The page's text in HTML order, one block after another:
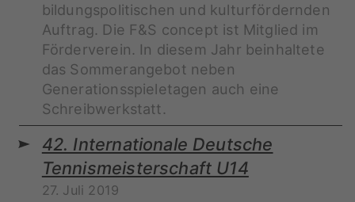
bildungspolitischen und kulturfördernden
Auftrag. Die F&S concept ist Mitglied im
Förderverein. In diesem Jahr beinhaltete
das Sommerangebot neben
Generationsspieletagen auch eine
Schreibwerkstatt.
42. Internationale Deutsche
Tennismeisterschaft U14
27. Juli 2019